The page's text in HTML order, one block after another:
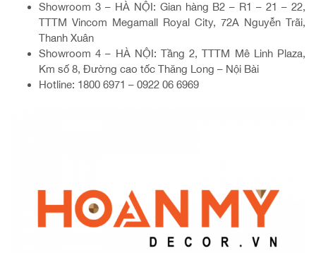
Showroom 3 – HÀ NỘI: Gian hàng B2 – R1 – 21 – 22,
TTTM Vincom Megamall Royal City, 72A Nguyễn Trãi,
Thanh Xuân
Showroom 4 – HÀ NỘI: Tầng 2, TTTM Mê Linh Plaza,
Km số 8, Đường cao tốc Thăng Long – Nội Bài
Hotline: 1800 6971 – 0922 06 6969